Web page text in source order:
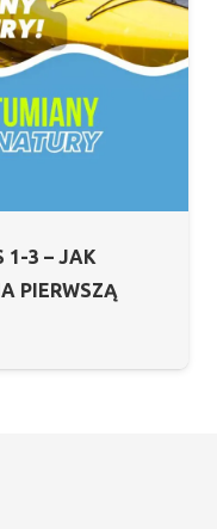
1-3 – JAK
PIERWSZĄ